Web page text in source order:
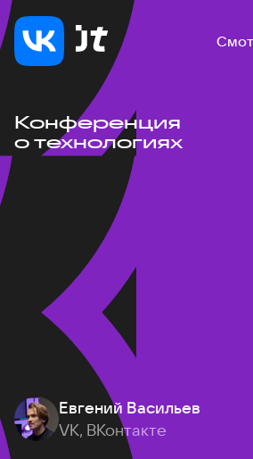
Конференция
о технологиях
Евгений Васильев
VK, ВКонтакте